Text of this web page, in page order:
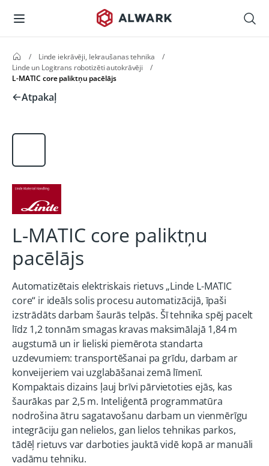
/ Linde iekrāvēji, Iekraušanas tehnika
/
Linde un Logitrans robotizēti autokrāvēji
/
L-MATIC core paliktņu pacēlājs
Atpakaļ
L-MATIC core paliktņu
pacēlājs
Automatizētais elektriskais rietuvs „Linde L-MATIC
core“ ir ideāls solis procesu automatizācijā, īpaši
izstrādāts darbam šaurās telpās. Šī tehnika spēj pacelt
līdz 1,2 tonnām smagas kravas maksimālajā 1,84 m
augstumā un ir lieliski piemērota standarta
uzdevumiem: transportēšanai pa grīdu, darbam ar
konveijeriem vai uzglabāšanai zemā līmenī.
Kompaktais dizains ļauj brīvi pārvietoties ejās, kas
šaurākas par 2,5 m. Inteliģentā programmatūra
nodrošina ātru sagatavošanu darbam un vienmērīgu
integrāciju gan nelielos, gan lielos tehnikas parkos,
tādēļ rietuvs var darboties jauktā vidē kopā ar manuāli
vadāmu tehniku.